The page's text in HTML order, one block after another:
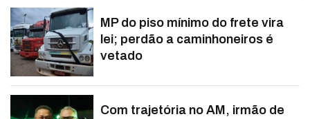
MP do piso mínimo do frete vira
lei; perdão a caminhoneiros é
vetado
Com trajetória no AM, irmão de